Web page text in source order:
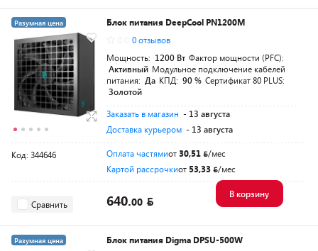
Разумная цена
Блок питания DeepCool PN1200M
0 отзывов
Мощность: 1200 Вт Фактор мощности (PFC):
Активный Модульное подключение кабелей
питания: Да КПД: 90 % Сертификат 80 PLUS:
Золотой
Заказать в магазин - 13 августа
Доставка курьером - 13 августа
Код: 344646 Оплата частямиот30,51
/мес
Картой рассрочкиот 53,33 /мес
Сравнить 640.00
В корзину
Разумная цена
Блок питания Digma DPSU-500W